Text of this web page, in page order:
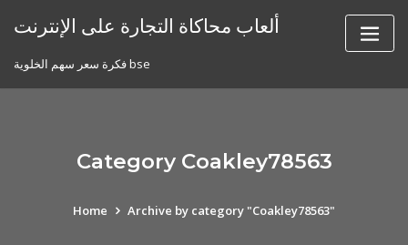
ألعاب محاكاة التجارة على الإنترنت
فكرة سعر سهم الخلوية bse
Category Coakley78563
Home Archive by category "Coakley78563"